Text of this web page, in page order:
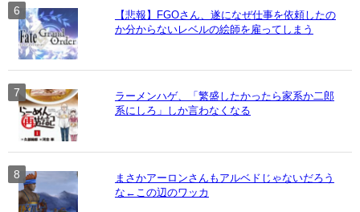
【悲報】FGOさん、遂になぜ仕事を依頼したの
か分からないレベルの絵師を雇ってしまう
ラーメンハゲ、「繁盛したかったら家系か二郎
系にしろ」しか言わなくなる
まさかアーロンさんもアルベドじゃないだろう
な←この辺のワッカ